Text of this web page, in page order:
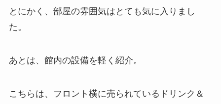
とにかく、部屋の雰囲気はとても気に入りまし
た。
あとは、館内の設備を軽く紹介。
こちらは、フロント横に売られているドリンク＆